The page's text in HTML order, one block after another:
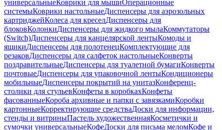
универсальныеКоврики для мышиОперационные
системыКоврики настольныеДиспенсеры для аэрозольных
картриджейКолеса для креселДиспенсеры для
блоковКолонкиДиспенсеры для жидкого мылаКоммутаторы
(Switch)Диспенсеры для канцелярской лентыКомоды и
ящикиДиспенсеры для полотенецКомплектующие для
резаковДиспенсеры для салфеток настольныеКонверты
поздравительныеДиспенсеры для туалетной бумагиКонверты
почтовыеДиспенсеры для упаковочной лентыКондиционеры
мобильныеДиспенсеры покрытий на унитазКонференц-
столики для стульевКонфеты в коробкахКонфеты
фасованныеКороба архивные и папки с завязкамиКоробки
картонныеКорректирующие средстваДоски для информации,
стенды и витриныПастель художественнаяКосметички и
сумочки универсальныеКофеДоски для письма меломКофе и